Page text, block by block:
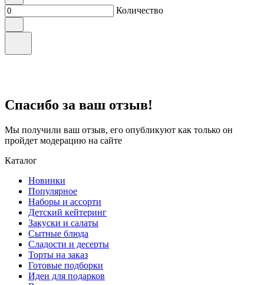
Количество
Спасибо за ваш отзыв!
Мы получили ваш отзыв, его опубликуют как только он
пройдет модерацию на сайте
Каталог
Новинки
Популярное
Наборы и ассорти
Детский кейтеринг
Закуски и салаты
Сытные блюда
Сладости и десерты
Торты на заказ
Готовые подборки
Идеи для подарков